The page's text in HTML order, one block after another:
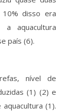
disso era
a aquacultura
país (6).
nível de
(1) (2) e
(1).